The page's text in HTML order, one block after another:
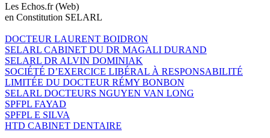
Les Echos.fr (Web)
en Constitution SELARL
DOCTEUR LAURENT BOIDRON
SELARL CABINET DU DR MAGALI DURAND
SELARL DR ALVIN DOMINIAK
SOCIÉTÉ D’EXERCICE LIBÉRAL À RESPONSABILITÉ
LIMITÉE DU DOCTEUR RÉMY BONBON
SELARL DOCTEURS NGUYEN VAN LONG
SPFPL FAYAD
SPFPL E SILVA
HTD CABINET DENTAIRE